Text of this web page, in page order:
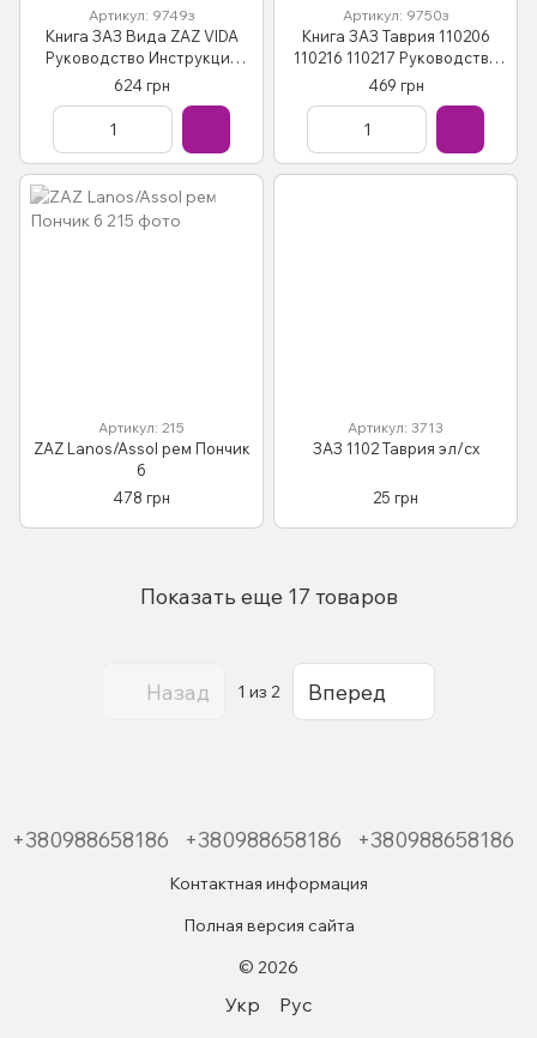
Артикул: 9749з
Книга ЗАЗ Вида ZAZ VIDA
Руководство Инструкция
Справочник Мануал
Пособие По Ремонту
Эксплуатации схемы с 2012
624 грн
Артикул: 9750з
Книга ЗАЗ Таврия 110206
110216 110217 Руководство
Инструкция Справочник
Пособие По Ремонту
Эксплуатации схемы
469 грн
Артикул: 215
ZAZ Lanos/Assol рем Пончик
б
478 грн
Артикул: 3713
ЗАЗ 1102 Таврия эл/сх
25 грн
Показать еще 17 товаров
Назад 1 из 2 Вперед
+380988658186 +380988658186 +380988658186
Контактная информация
Полная версия сайта
© 2026
Укр Рус